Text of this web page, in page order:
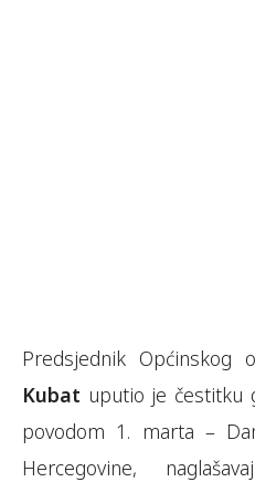
Predsjednik Općinskog
Kubat uputio je čestitku
povodom 1. marta –
Hercegovine,